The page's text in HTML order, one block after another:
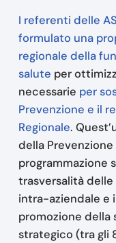
I referenti delle
formulato una
regionale della
salute per
necessarie per
Prevenzione e il
Regionale.
della
programmazione
trasversalità
intra-aziendale e
promozione
strategico (tra gli